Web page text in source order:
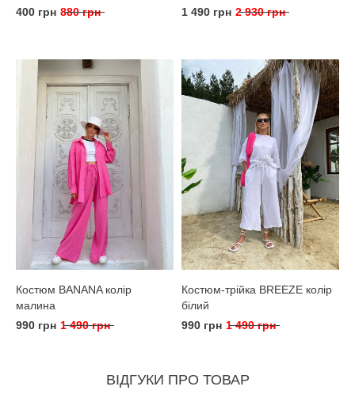
400 грн 880 грн
1 490 грн 2 930 грн
Костюм BANANA колір
малина
990 грн 1 490 грн
Костюм-трійка BREEZE колір
білий
990 грн 1 490 грн
ВІДГУКИ ПРО ТОВАР